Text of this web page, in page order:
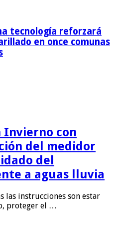
tecnología reforzará
en once comunas
Invierno con
del medidor
del
a aguas lluvia
las instrucciones son estar
proteger el …